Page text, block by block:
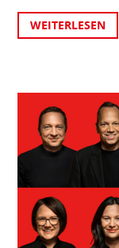
WEITERLESEN